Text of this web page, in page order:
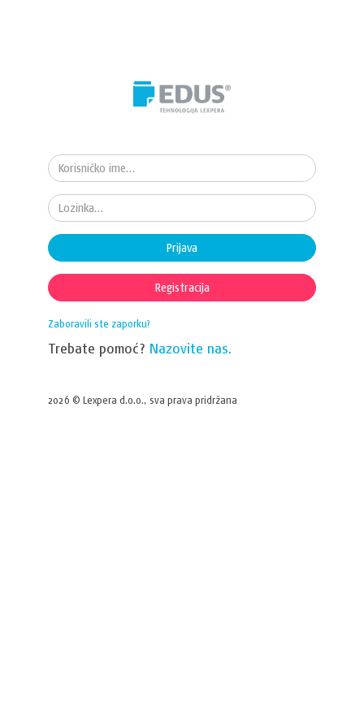
Prijava
Registracija
Zaboravili ste zaporku?
Trebate pomoć? Nazovite nas.
2026 © Lexpera d.o.o., sva prava pridržana